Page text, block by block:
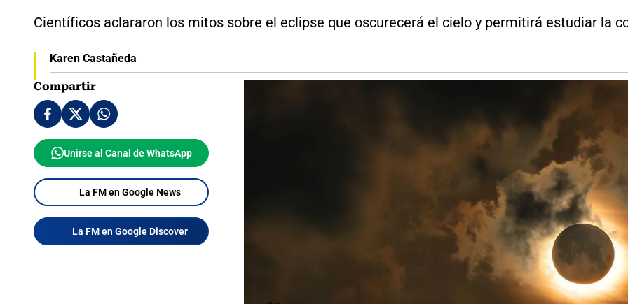
Científicos aclararon los mitos sobre el eclipse que oscurecerá el cielo y permitirá estudiar la
Karen Castañeda
Compartir
Unirse al Canal de WhatsApp
La FM en Google News
La FM en Google Discover